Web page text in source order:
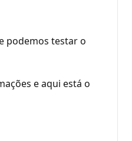
podemos testar o
e aqui está o